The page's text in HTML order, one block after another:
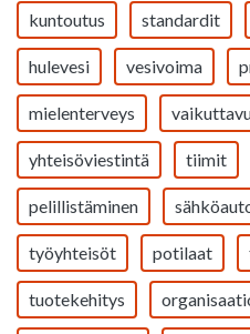
kuntoutus standardit
hulevesi vesivoima
mielenterveys
yhteisöviestintä tiimit
pelillistäminen
työyhteisöt potilaat
tuotekehitys